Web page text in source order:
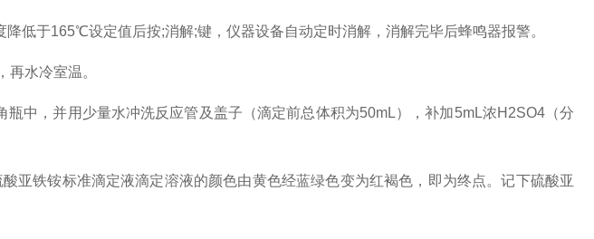
于165℃设定值后按;消解;键，仪器设备自动定时消解，消解完毕后蜂鸣器报警。
水冷室温。
，并用少量水冲洗反应管及盖子（滴定前总体积为50mL），补加5mL浓H2SO4（分
铁铵标准滴定液滴定溶液的颜色由黄色经蓝绿色变为红褐色，即为终点。记下硫酸亚